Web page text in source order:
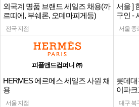
외국계 명품 브랜드 세일즈 채용(까
르띠에, 부쉐론, 오데마피게등)
전국 지점
서울 ]
구인 -
서울 종
피플앤드컴퍼니 ㈜
HERMES 에르메스 세일즈 사원 채
용
서울 지점
롯데
이파
대구 북